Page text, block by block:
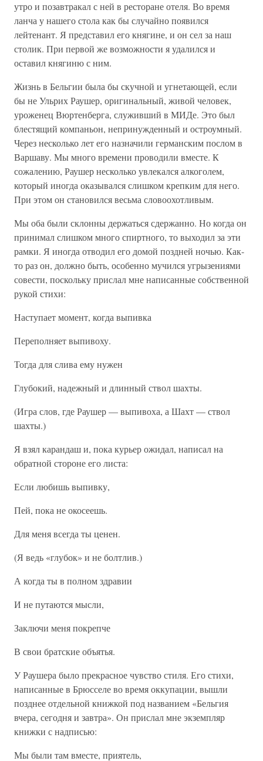
утро и позавтракал с ней в ресторане отеля. Во время
ланча у нашего стола как бы случайно появился
лейтенант. Я представил его княгине, и он сел за наш
столик. При первой же возможности я удалился и
оставил княгиню с ним.
Жизнь в Бельгии была бы скучной и угнетающей, если
бы не Ульрих Раушер, оригинальный, живой человек,
уроженец Вюртенберга, служивший в МИДе. Это был
блестящий компаньон, непринужденный и остроумный.
Через несколько лет его назначили германским послом в
Варшаву. Мы много времени проводили вместе. К
сожалению, Раушер несколько увлекался алкоголем,
который иногда оказывался слишком крепким для него.
При этом он становился весьма словоохотливым.
Мы оба были склонны держаться сдержанно. Но когда он
принимал слишком много спиртного, то выходил за эти
рамки. Я иногда отводил его домой поздней ночью. Как-
то раз он, должно быть, особенно мучился угрызениями
совести, поскольку прислал мне написанные собственной
рукой стихи:
Наступает момент, когда выпивка
Переполняет выпивоху.
Тогда для слива ему нужен
Глубокий, надежный и длинный ствол шахты.
(Игра слов, где Раушер — выпивоха, а Шахт — ствол
шахты.)
Я взял карандаш и, пока курьер ожидал, написал на
обратной стороне его листа:
Если любишь выпивку,
Пей, пока не окосеешь.
Для меня всегда ты ценен.
(Я ведь «глубок» и не болтлив.)
А когда ты в полном здравии
И не путаются мысли,
Заключи меня покрепче
В свои братские объятья.
У Раушера было прекрасное чувство стиля. Его стихи,
написанные в Брюсселе во время оккупации, вышли
позднее отдельной книжкой под названием «Бельгия
вчера, сегодня и завтра». Он прислал мне экземпляр
книжки с надписью:
Мы были там вместе, приятель,